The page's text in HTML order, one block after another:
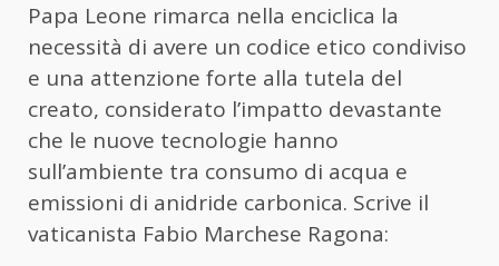
Papa Leone rimarca nella enciclica la
necessità di avere un codice etico condiviso
e una attenzione forte alla tutela del
creato, considerato l’impatto devastante
che le nuove tecnologie hanno
sull’ambiente tra consumo di acqua e
emissioni di anidride carbonica. Scrive il
vaticanista Fabio Marchese Ragona: